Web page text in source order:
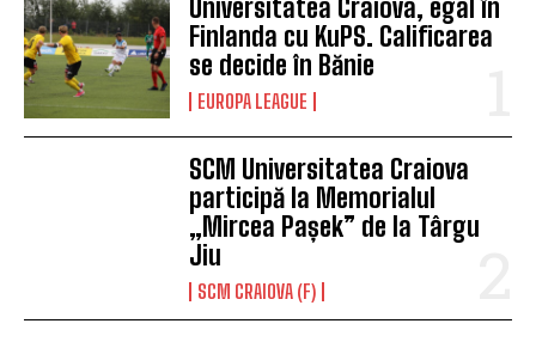
Universitatea Craiova, egal în
Finlanda cu KuPS. Calificarea
se decide în Bănie
EUROPA LEAGUE
SCM Universitatea Craiova
participă la Memorialul
„Mircea Pașek” de la Târgu
Jiu
SCM CRAIOVA (F)